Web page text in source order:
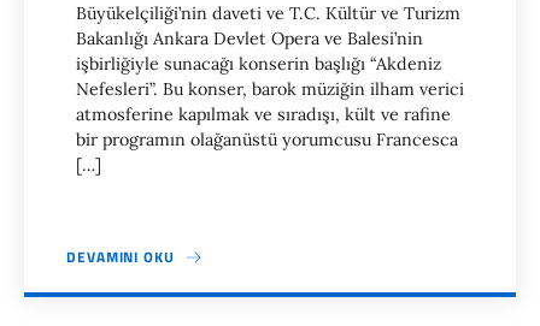
Büyükelçiliği’nin daveti ve T.C. Kültür ve Turizm
Bakanlığı Ankara Devlet Opera ve Balesi’nin
işbirliğiyle sunacağı konserin başlığı “Akdeniz
Nefesleri”. Bu konser, barok müziğin ilham verici
atmosferine kapılmak ve sıradışı, kült ve rafine
bir programın olağanüstü yorumcusu Francesca
[…]
DEVAMINI OKU